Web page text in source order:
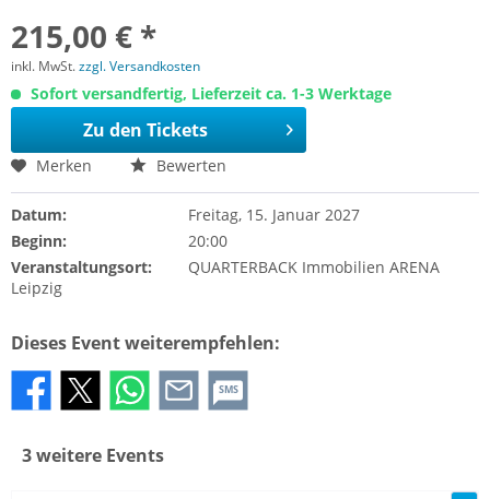
215,00 € *
inkl. MwSt.zzgl. Versandkosten
Sofort versandfertig, Lieferzeit ca. 1-3 Werktage
Zu den Tickets
Merken Bewerten
Datum:
Freitag, 15. Januar 2027
Beginn:
20:00
Veranstaltungsort:
QUARTERBACK Immobilien ARENA
Leipzig
Dieses Event weiterempfehlen:
SMS
3 weitere Events